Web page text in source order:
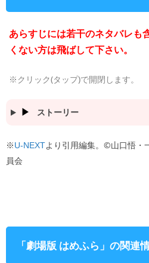
あらすじには若干のネタバレも
くない方は飛ばして下さい。
※クリック(タップ)で開閉します。
ストーリー
※U-NEXTより引用編集。©山口悟・
員会
「劇場版 はめふら」の関連